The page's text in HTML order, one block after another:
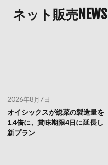
ネット販売NEWS
2026年8月7日
オイシックスが総菜の製造量を
1.4倍に、賞味期限4日に延長し
新プラン